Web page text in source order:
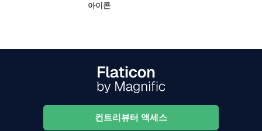
아이콘
컨트리뷰터 액세스